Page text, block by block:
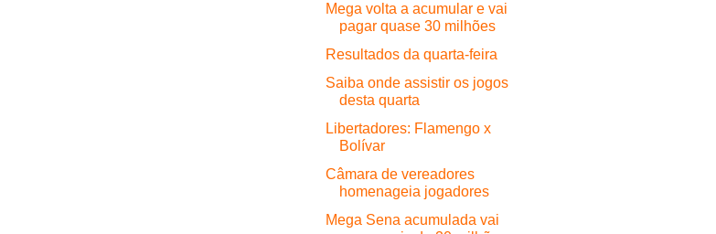
Mega volta a acumular e vai
pagar quase 30 milhões
Resultados da quarta-feira
Saiba onde assistir os jogos
desta quarta
Libertadores: Flamengo x
Bolívar
Câmara de vereadores
homenageia jogadores
Mega Sena acumulada vai